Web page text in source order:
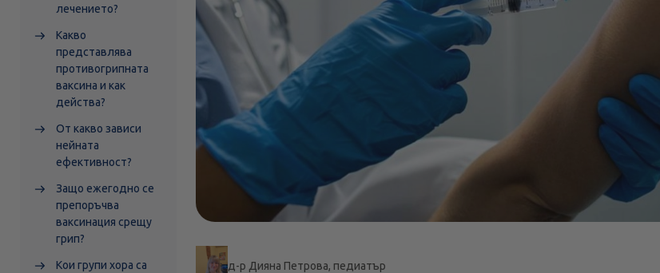
лечението?
Какво
представлява
противогрипната
ваксина и как
действа?
От какво зависи
нейната
ефективност?
Защо ежегодно се
препоръчва
ваксинация срещу
грип?
Кои групи хора са
д-р Дияна Петрова, педиатър